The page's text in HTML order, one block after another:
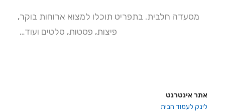
מסעדה חלבית. בתפריט תוכלו למצוא ארוחות בוקר,
פיצות, פסטות, סלטים ועוד…
אתר אינטרנט
לינק לעמוד הבית